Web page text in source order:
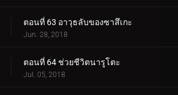
ตอนที่ 63 อาวุธลับของซาสึเกะ
Jun. 28, 2018
ตอนที่ 64 ช่วยชีวิตนารูโตะ
Jul. 05, 2018